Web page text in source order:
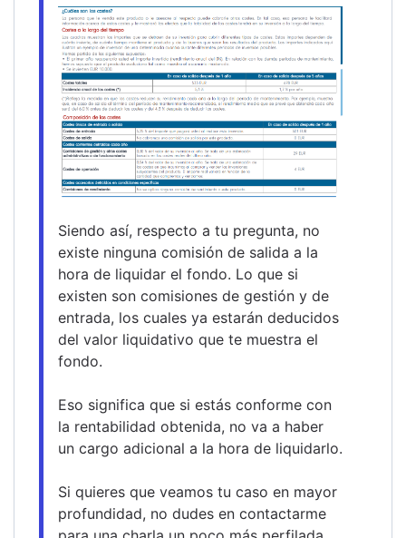
Siendo así, respecto a tu pregunta, no
existe ninguna comisión de salida a la
hora de liquidar el fondo. Lo que si
existen son comisiones de gestión y de
entrada, los cuales ya estarán deducidos
del valor liquidativo que te muestra el
fondo.
Eso significa que si estás conforme con
la rentabilidad obtenida, no va a haber
un cargo adicional a la hora de liquidarlo.
Si quieres que veamos tu caso en mayor
profundidad, no dudes en contactarme